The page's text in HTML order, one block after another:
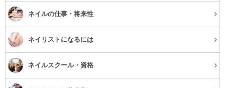
店舗情報を見る
サロンの特徴
ネイルの仕事・将来性
ネイリストになるには
ネイルスクール・資格